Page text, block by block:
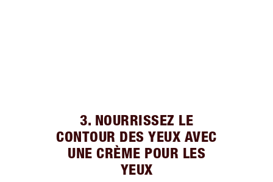
3. NOURRISSEZ LE
CONTOUR DES YEUX AVEC
UNE CRÈME POUR LES
YEUX